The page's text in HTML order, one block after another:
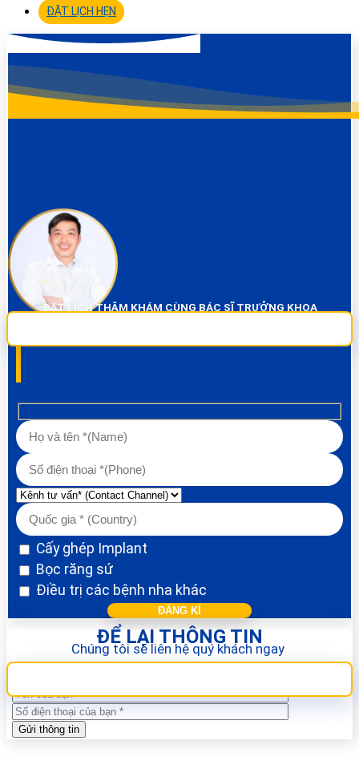
ĐẶT LỊCH HẸN
ĐẶT LỊCH THĂM KHÁM CÙNG BÁC SĨ TRƯỞNG KHOA
Cấy ghép Implant
Bọc răng sứ
Điều trị các bệnh nha khác
ĐỂ LẠI THÔNG TIN
Chúng tôi sẽ liên hệ quý khách ngay